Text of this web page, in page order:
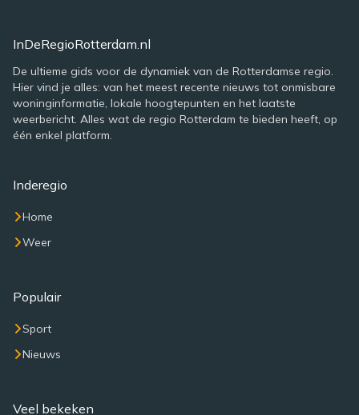
InDeRegioRotterdam.nl
De ultieme gids voor de dynamiek van de Rotterdamse regio.
Hier vind je alles: van het meest recente nieuws tot onmisbare
woninginformatie, lokale hoogtepunten en het laatste
weerbericht. Alles wat de regio Rotterdam te bieden heeft, op
één enkel platform.
Inderegio
Home
Weer
Populair
Sport
Nieuws
Veel bekeken